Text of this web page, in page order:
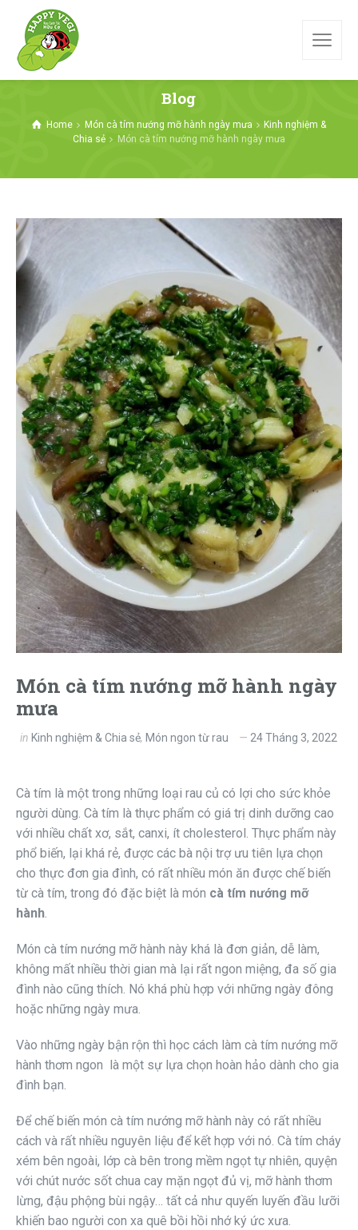
Blog
Home Món cà tím nướng mỡ hành ngày mưa
Kinh nghiệm &
Chia sẻ
Món cà tím nướng mỡ hành ngày mưa
Món cà tím nướng mỡ hành ngày
mưa
in Kinh nghiệm & Chia sẻ, Món ngon từ rau 24 Tháng 3, 2022
Cà tím là một trong những loại rau củ có lợi cho sức khỏe
người dùng. Cà tím là thực phẩm có giá trị dinh dưỡng cao
với nhiều chất xơ, sắt, canxi, ít cholesterol. Thực phẩm này
phổ biến, lại khá rẻ, được các bà nội trợ ưu tiên lựa chọn
cho thực đơn gia đình, có rất nhiều món ăn được chế biến
từ cà tím, trong đó đặc biệt là món cà tím nướng mỡ
hành.
Món cà tím nướng mỡ hành này khá là đơn giản, dễ làm,
không mất nhiều thời gian mà lại rất ngon miệng, đa số gia
đình nào cũng thích. Nó khá phù hợp với những ngày đông
hoặc những ngày mưa.
Vào những ngày bận rộn thì học cách làm cà tím nướng mỡ
hành thơm ngon là một sự lựa chọn hoàn hảo dành cho gia
đình bạn.
Để chế biến món cà tím nướng mỡ hành này có rất nhiều
cách và rất nhiều nguyên liệu để kết hợp với nó. Cà tím cháy
xém bên ngoài, lớp cà bên trong mềm ngọt tự nhiên, quyện
với chút nước sốt chua cay mặn ngọt đủ vị, mỡ hành thơm
lừng, đậu phộng bùi ngậy… tất cả như quyến luyến đầu lưỡi
khiến bao người con xa quê bồi hồi nhớ ký ức xưa.